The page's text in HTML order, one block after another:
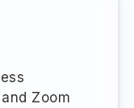
Zoom